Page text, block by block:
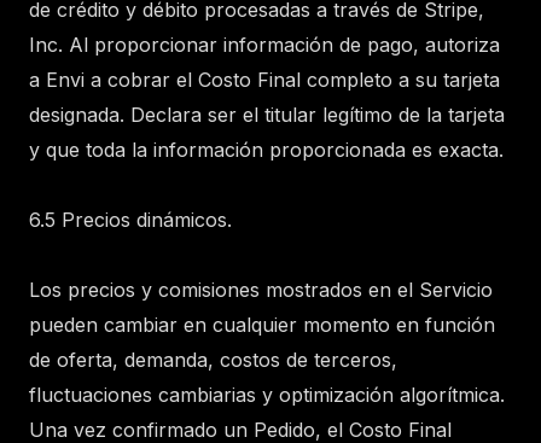
de crédito y débito procesadas a través de Stripe,
Inc. Al proporcionar información de pago, autoriza
a Envi a cobrar el Costo Final completo a su tarjeta
designada. Declara ser el titular legítimo de la tarjeta
y que toda la información proporcionada es exacta.
6.5 Precios dinámicos.
Los precios y comisiones mostrados en el Servicio
pueden cambiar en cualquier momento en función
de oferta, demanda, costos de terceros,
fluctuaciones cambiarias y optimización algorítmica.
Una vez confirmado un Pedido, el Costo Final